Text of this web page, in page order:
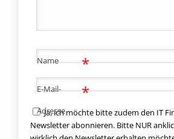
Name *
E-Mail-
Adresse
*
Ja, ich möchte bitte zudem den IT
Newsletter abonnieren. Bitte NUR